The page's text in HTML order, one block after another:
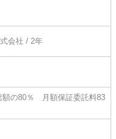
会社 / 2年
額の80％ 月額保証委託料83